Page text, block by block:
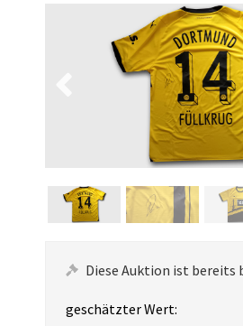
Diese Auktion ist bereits
geschätzter Wert: